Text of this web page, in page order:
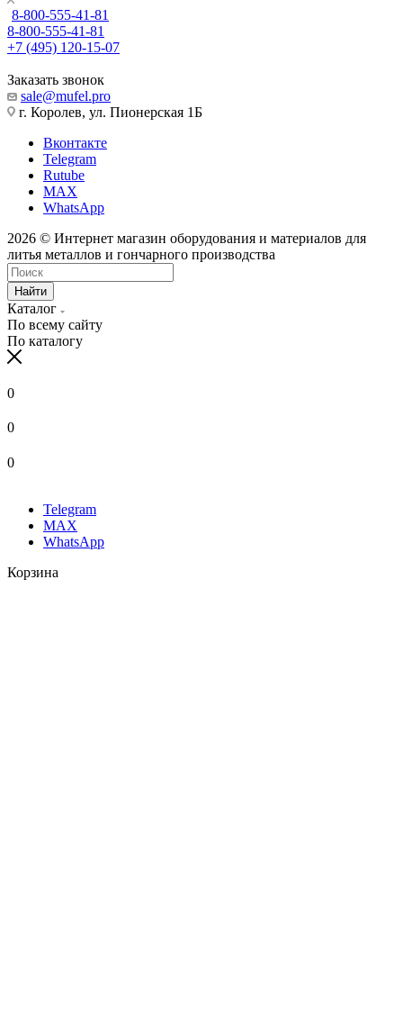
8-800-555-41-81
8-800-555-41-81
+7 (495) 120-15-07
Заказать звонок
sale@mufel.pro
г. Королев, ул. Пионерская 1Б
Вконтакте
Telegram
Rutube
MAX
WhatsApp
2026 © Интернет магазин оборудования и материалов для
литья металлов и гончарного производства
Найти
Каталог
По всему сайту
По каталогу
0
0
0
Telegram
MAX
WhatsApp
Корзина